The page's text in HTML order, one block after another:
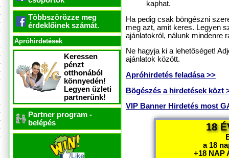
Többszörözze meg
érdeklőinek számát.
Apróhirdetések
Keressen
pénzt
otthonából
könnyedén!
Legyen üzleti
partnerünk!
Partner program -
belépés
kaphat.
Ha pedig csak böngészni
meg azt, amit keres. Legyen
ajánlatokról, nálunk mindenre
Ne hagyja ki a lehetőséget!
ajánlatok között.
Apróhirdetés feladása >>
Bögészés a hirdetések közt
VIP Banner Hirdetés most
18
a 18
+18 NAP